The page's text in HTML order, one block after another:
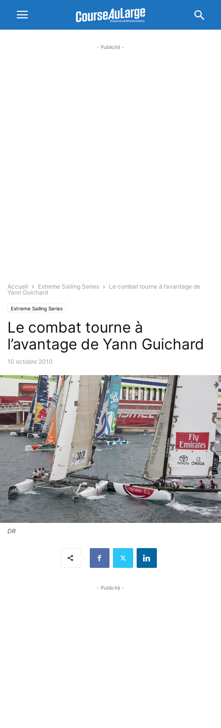
- Publicité -
Accueil Extreme Sailing Series
Le combat tourne à l’avantage de
Yann Guichard
Extreme Sailing Series
Le combat tourne à
l’avantage de Yann Guichard
10 octobre 2010
DR
- Publicité -